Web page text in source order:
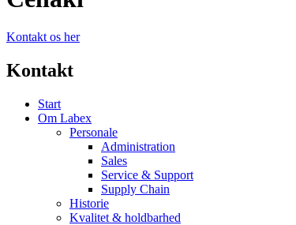
Kontakt os her
Kontakt
Start
Om Labex
Personale
Administration
Sales
Service & Support
Supply Chain
Historie
Kvalitet & holdbarhed